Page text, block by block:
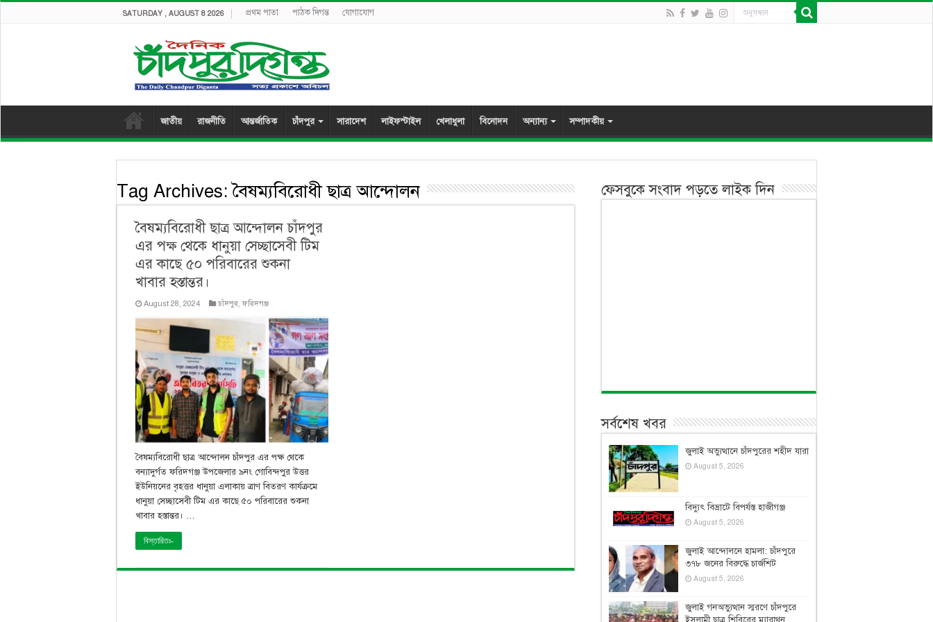
SATURDAY , AUGUST 8 2026 প্রথম পাতা পাঠক দিগন্ত যোগাযোগ
জাতীয় রাজনীতি আন্তর্জাতিক চাঁদপুর সারাদেশ লাইফস্টাইল খেলাধুলা বিনোদন অন্যান্য সম্পাদকীয়
Tag Archives:বৈষম্যবিরোধী ছাত্র আন্দোলন
বৈষম্যবিরোধী ছাত্র আন্দোলন চাঁদপুর
এর পক্ষ থেকে ধানুয়া সেচ্ছাসেবী টিম
এর কাছে ৫০ পরিবারের শুকনা
খাবার হস্তান্তর।
August 28, 2024 চাঁদপুর,ফরিদগঞ্জ
বৈষম্যবিরোধী ছাত্র আন্দোলন চাঁদপুর এর পক্ষ থেকে
বন্যাদুর্গত ফরিদগঞ্জ উপজেলার ৯নং গোবিন্দপুর উত্তর
ইউনিয়নের বৃহত্তর ধানুয়া এলাকায় ত্রাণ বিতরণ কার্যক্রমে
ধানুয়া সেচ্ছাসেবী টিম এর কাছে ৫০ পরিবারের শুকনা
খাবার হস্তান্তর। …
বিস্তারিতঃ-
ফেসবুকে সংবাদ পড়তে লাইক দিন
সর্বশেষ খবর
জুলাই অভ্যুত্থানে চাঁদপুরের শহীদ যারা
August 5, 2026
বিদ্যুৎ বিভ্রাটে বিপর্যস্ত হাজীগঞ্জ
August 5, 2026
জুলাই আন্দোলনে হামলা: চাঁদপুরে
৩৭৮ জনের বিরুদ্ধে চার্জশিট
August 5, 2026
জুলাই গনঅভ্যুত্থান স্মরণে চাঁদপুরে